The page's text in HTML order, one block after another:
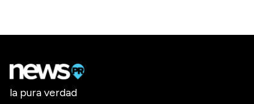
la pura verdad